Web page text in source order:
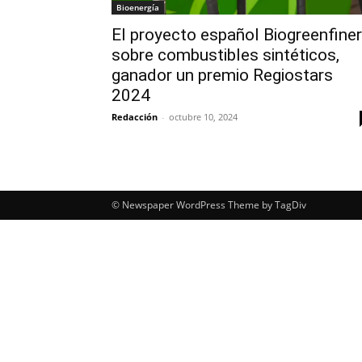
Bioenergía
El proyecto español
sobre combustibles sintéticos,
ganador un premio Regiostars
2024
Redacción - octubre 10, 2024
© Newspaper WordPress Theme by TagDiv